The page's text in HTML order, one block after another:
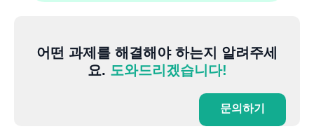
어떤 과제를 해결해야 하는지 알려주세
요. 도와드리겠습니다!
문의하기